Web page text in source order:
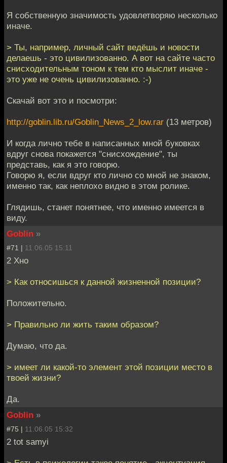
Я собственную значимость удовлетворяю несколько
иначе.
> Ты, например, личный сайт ведёшь и новости
делаешь - это цивилизованно. А вот на сайте часто
снисходительным тоном к тем кто мыслит иначе -
это уже не очень цивилизованно. :-)
Скачай вот это и посмотри:
http://goblin.lib.ru/Goblin_News_2_low.rar (13 метров)
И когда лично тебе в написанных мной буковках
вдруг снова покажется "снисхождение", ты
представь, как я это говорю.
Говорю я, если вдруг кто лично со мной не знаком,
именно так, как неплохо видно в этом ролике.
Глядишь, станет понятнее, что именно имеется в
виду.
Goblin »
#71 | 11.06.05 15:11
2 Хно
> Как относишься к данной жизненной позиции?
Положительно.
> Правильно ли жить таким образом?
Думаю, что да.
> имеет ли какой-то элемент этой позиции место в
твоей жизни?
Да.
Goblin »
#75 | 11.06.05 15:32
2 tot samyi